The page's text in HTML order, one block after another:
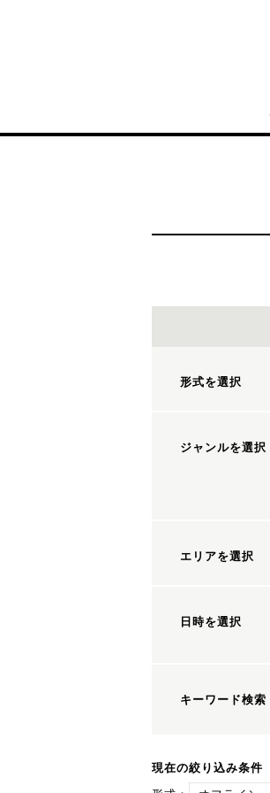
形式を選択
ジャンルを選択
エリアを選択
日時を選択
キーワード検索
現在の絞り込み条件